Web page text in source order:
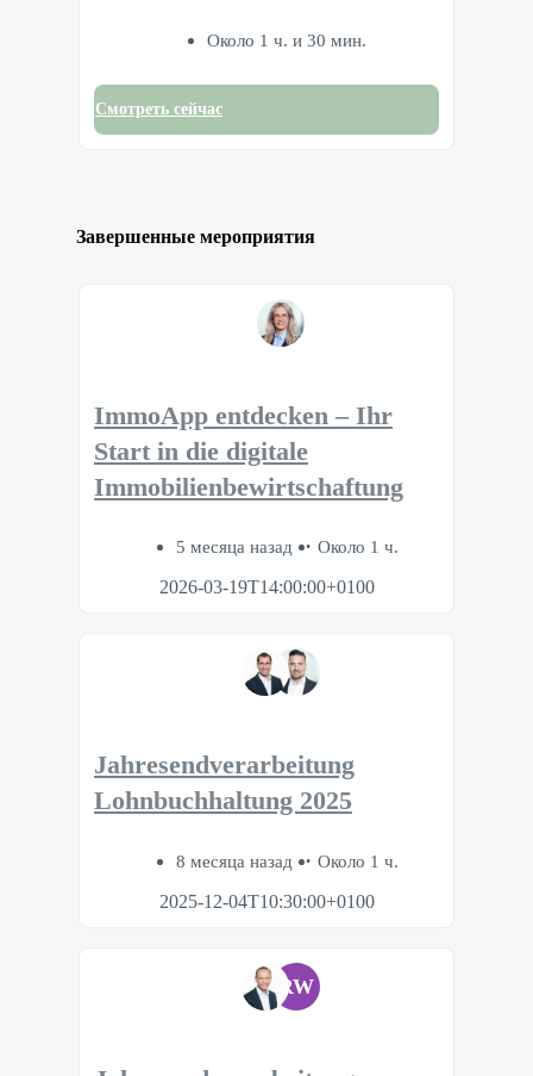
Около 1 ч. и 30 мин.
Смотреть сейчас
Завершенные мероприятия
ImmoApp entdecken – Ihr
Start in die digitale
Immobilienbewirtschaftung
5 месяца назад
Около 1 ч.
2026-03-19T14:00:00+0100
Jahresendverarbeitung
Lohnbuchhaltung 2025
8 месяца назад
Около 1 ч.
2025-12-04T10:30:00+0100
RW